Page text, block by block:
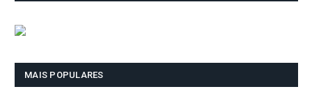
MAIS POPULARES